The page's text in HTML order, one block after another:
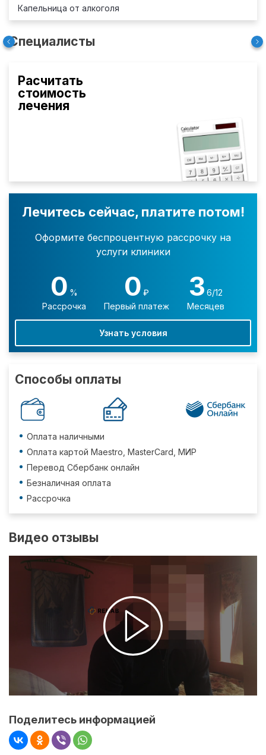
Капельница от алкоголя
Специалисты
Расчитать
стоимость
лечения
Лечитесь сейчас, платите потом!
Оформите беспроцентную рассрочку на
услуги клиники
0 %
Рассрочка
0 ₽
Первый платеж
3 6/12
Месяцев
Узнать условия
Способы оплаты
Оплата наличными
Оплата картой Maestro, MasterCard, МИР
Перевод Сбербанк онлайн
Безналичная оплата
Рассрочка
Видео отзывы
Поделитесь информацией